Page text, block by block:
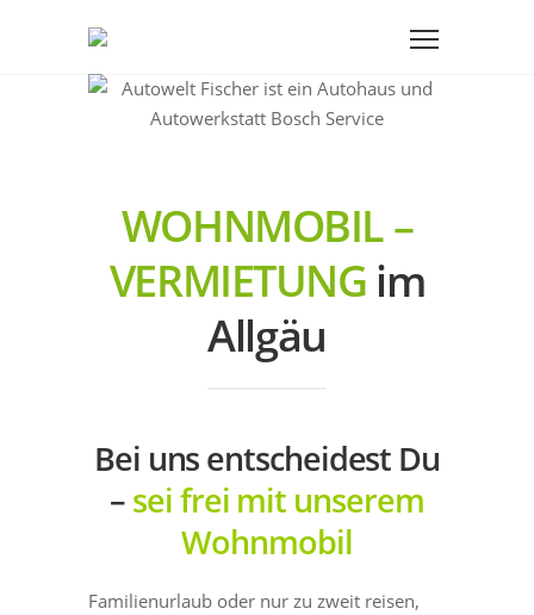
WOHNMOBIL –
VERMIETUNG im
Allgäu
Bei uns entscheidest Du
–sei frei mit unserem
Wohnmobil
Familienurlaub oder nur zu zweit reisen,